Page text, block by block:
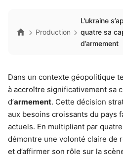
Production
L’ukraine
quatre sa
d’armement
Dans un contexte géopolitique
à accroître significativement sa
d’armement. Cette décision
aux besoins croissants du pays
actuels. En multipliant par
démontre une volonté claire de
et d’affirmer son rôle sur la